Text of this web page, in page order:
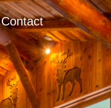
Contact